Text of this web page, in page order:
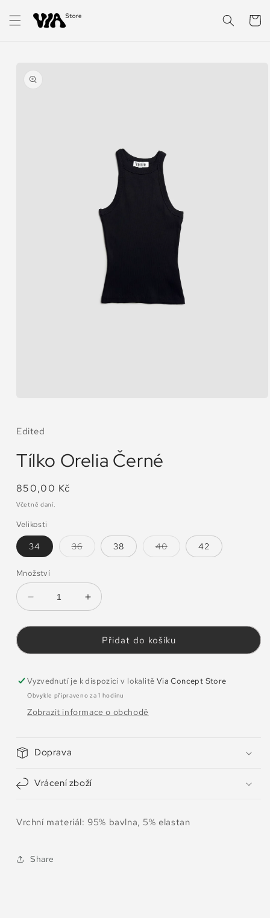
obsahu
Košík
v
Edited
Tílko Orelia Černé
Běžná
cena
850,00 Kč
Včetně daní.
Velikosti
34 36Vyprodaná
nebo
38 40Vyprodaná
nebo
42
Množství
množství
produktu
Orelia
Zvýšit
množství
produktu
Tílko
Orelia
Přidat do košíku
Vyzvednutí je k dispozici v lokalitě Via Concept Store
Obvykle připraveno za 1 hodinu
Zobrazit informace o obchodě
Doprava
Vrácení zboží
Vrchní materiál: 95% bavlna, 5% elastan
Share